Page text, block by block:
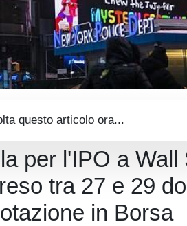
questo articolo ora...
per l'IPO a Wall
tra 27 e 29
in Borsa